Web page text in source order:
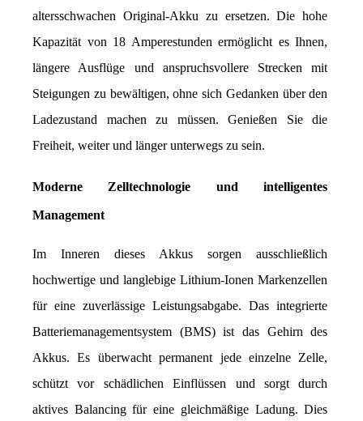
altersschwachen Original-Akku zu ersetzen. Die hohe
Kapazität von 18 Amperestunden ermöglicht es Ihnen,
längere Ausflüge und anspruchsvollere Strecken mit
Steigungen zu bewältigen, ohne sich Gedanken über den
Ladezustand machen zu müssen. Genießen Sie die
Freiheit, weiter und länger unterwegs zu sein.
Moderne Zelltechnologie und intelligentes
Management
Im Inneren dieses Akkus sorgen ausschließlich
hochwertige und langlebige Lithium-Ionen Markenzellen
für eine zuverlässige Leistungsabgabe. Das integrierte
Batteriemanagementsystem (BMS) ist das Gehirn des
Akkus. Es überwacht permanent jede einzelne Zelle,
schützt vor schädlichen Einflüssen und sorgt durch
aktives Balancing für eine gleichmäßige Ladung. Dies